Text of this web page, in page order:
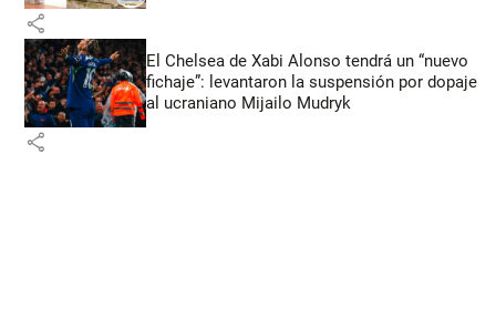
share
El Chelsea de Xabi Alonso tendrá un “nuevo
fichaje”: levantaron la suspensión por dopaje
al ucraniano Mijailo Mudryk
share